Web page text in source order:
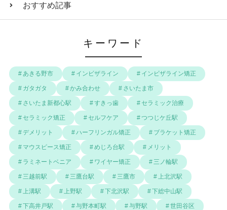
おすすめ記事
キーワード
あきる野市 インビザライン インビザライン矯正
ガタガタ かみ合わせ さいたま市
さいたま新都心駅 すきっ歯 セラミック治療
セラミック矯正 セルフケア つつじケ丘駅
デメリット ハーフリンガル矯正 ブラケット矯正
マウスピース矯正 めじろ台駅 メリット
ラミネートベニア ワイヤー矯正 三ノ輪駅
三越前駅 三鷹台駅 三鷹市 上北沢駅
上溝駅 上野駅 下北沢駅 下総中山駅
下高井戸駅 与野本町駅 与野駅 世田谷区